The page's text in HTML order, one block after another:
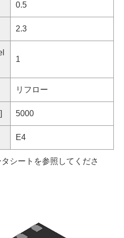
0.5
2.3
1
リフロー
5000
E4
シートを参照してくださ